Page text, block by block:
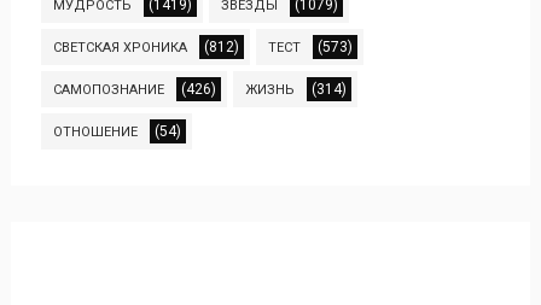
МУДРОСТЬ (1419) ЗВЕЗДЫ (1079)
СВЕТСКАЯ ХРОНИКА (812) ТЕСТ (573)
САМОПОЗНАНИЕ (426) ЖИЗНЬ (314)
ОТНОШЕНИЕ (54)